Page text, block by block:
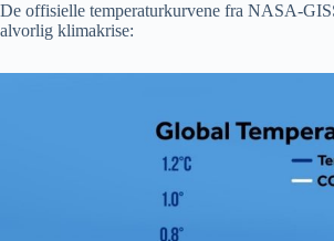
De offisielle temperaturkurvene fra NASA-
alvorlig klimakrise: